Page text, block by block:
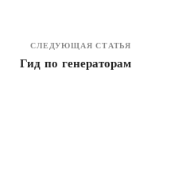
СЛЕДУЮЩАЯ СТАТЬЯ
Гид по генераторам